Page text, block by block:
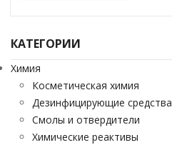
КАТЕГОРИИ
Химия
Косметическая химия
Дезинфицирующие средства
Смолы и отвердители
Химические реактивы